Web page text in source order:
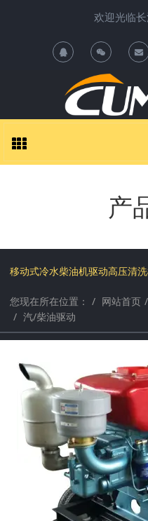
产
移动式冷水柴油机驱动高压清
您现在所在位置： 网站首页
汽/柴油驱动